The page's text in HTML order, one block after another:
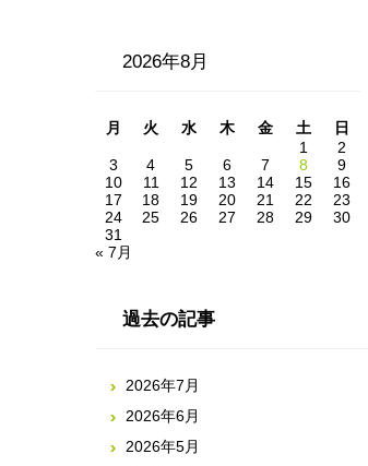
2026年8月
月 火 水 木 金 土
日
1
2
3
4 5 6 7 8
9
10
11 12 13 14 15
16
17
18 19 20 21 22
23
24
25 26 27 28 29
30
31
« 7月
過去の記事
2026年7月
2026年6月
2026年5月